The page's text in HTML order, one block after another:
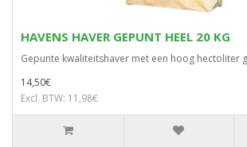
HAVENS HAVER GEPUNT HEEL 20 KG
Gepunte kwaliteitshaver met een hoog hectoliter
14,50€
Excl. BTW: 11,98€